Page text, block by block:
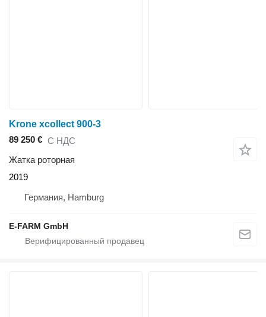
Krone xcollect 900-3
89 250 € С НДС
Жатка роторная
2019
Германия, Hamburg
E-FARM GmbH